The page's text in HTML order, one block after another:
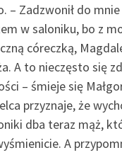
– Zadzwonił do
w saloniku, bo z
córeczką,
A to nieczęsto się
– śmieje się
przyznaje, że
dba teraz mąż,
A